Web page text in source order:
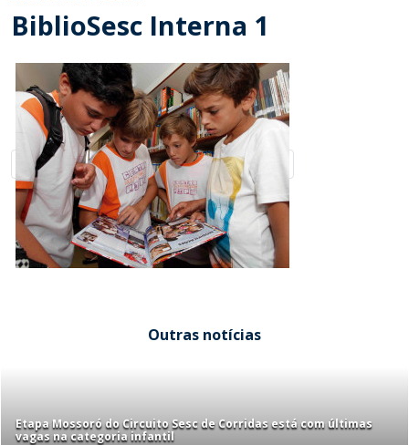
BiblioSesc Interna 1
Outras notícias
Etapa Mossoró do Circuito Sesc de Corridas está com últimas
vagas na categoria infantil